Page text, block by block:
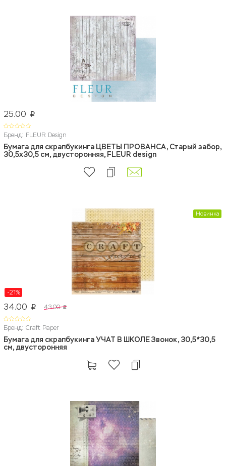
25.00 p
Бренд: FLEUR Design
Бумага для скрапбукинга ЦВЕТЫ ПРОВАНСА, Старый забор,
30,5x30,5 см, двусторонняя, FLEUR design
-21%
Новинка
34.00 p 43.00 p
Бренд: Craft Paper
Бумага для скрапбукинга УЧАТ В ШКОЛЕ Звонок, 30,5*30,5
см, двусторонняя